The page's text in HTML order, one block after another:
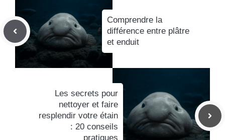
Comprendre la
différence entre plâtre
et enduit
Les secrets pour
nettoyer et faire
resplendir votre étain
: 20 conseils
pratiques